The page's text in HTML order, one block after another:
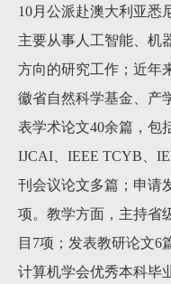
10月公派赴澳大利亚悉
主要从事人工智能、机
方向的研究工作；近年
徽省自然科学基金、产
表学术论文40余篇，包
IJCAI、IEEE TCYB、
刊会议论文多篇；申请
项。教学方面，主持省
目7项；发表教研论文6
计算机学会优秀本科毕